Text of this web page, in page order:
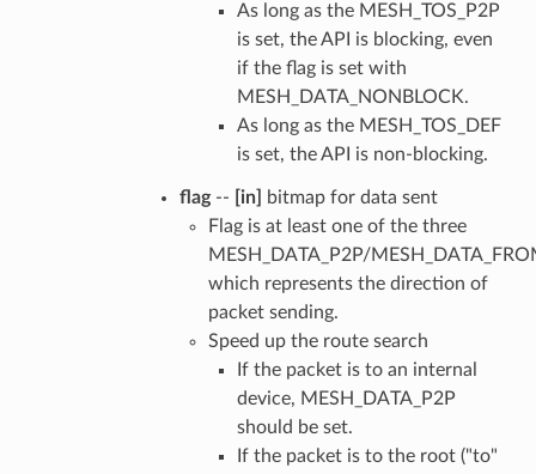
As long as the MESH_TOS_P2P
is set, the API is blocking, even
if the flag is set with
MESH_DATA_NONBLOCK.
As long as the MESH_TOS_DEF
is set, the API is non-blocking.
flag-- [in]
bitmap for data sent
Flag is at least one of the three
MESH_DATA_P2P/
which represents the direction of
packet sending.
Speed up the route search
If the packet is to an internal
device, MESH_DATA_P2P
should be set.
If the packet is to the root ("to"